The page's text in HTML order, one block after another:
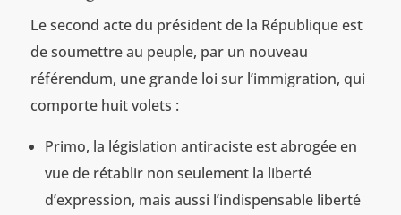
Le second acte du président de la République est
de soumettre au peuple, par un nouveau
référendum, une grande loi sur l’immigration, qui
comporte huit volets :
Primo, la législation antiraciste est abrogée en
vue de rétablir non seulement la liberté
d’expression, mais aussi l’indispensable liberté